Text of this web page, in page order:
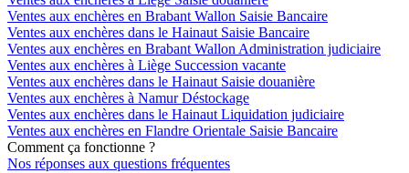
Ventes aux enchères en Brabant Wallon Saisie Bancaire
Ventes aux enchères dans le Hainaut Saisie Bancaire
Ventes aux enchères en Brabant Wallon Administration judiciaire
Ventes aux enchères à Liège Succession vacante
Ventes aux enchères dans le Hainaut Saisie douanière
Ventes aux enchères à Namur Déstockage
Ventes aux enchères dans le Hainaut Liquidation judiciaire
Ventes aux enchères en Flandre Orientale Saisie Bancaire
Comment ça fonctionne ?
Nos réponses aux questions fréquentes